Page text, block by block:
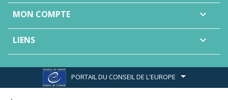
MON COMPTE 
LIENS 
PORTAIL DU CONSEIL DE L'EUROPE